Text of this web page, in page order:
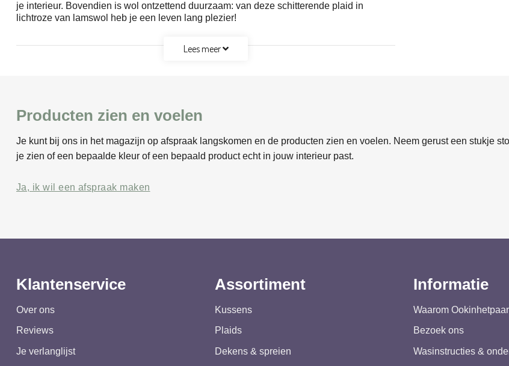
je interieur. Bovendien is wol ontzettend duurzaam: van deze schitterende plaid in
lichtroze van lamswol heb je een leven lang plezier!
Lees meer
Producten zien en voelen
Je kunt bij ons in het magazijn op afspraak langskomen en de producten zien en voelen. Neem gerust een stukje
je zien of een bepaalde kleur of een bepaald product echt in jouw interieur past.
Ja, ik wil een afspraak maken
Klantenservice
Over ons
Reviews
Je verlanglijst
Assortiment
Kussens
Plaids
Dekens & spreien
Informatie
Waarom
Bezoek ons
Wasinstructies &